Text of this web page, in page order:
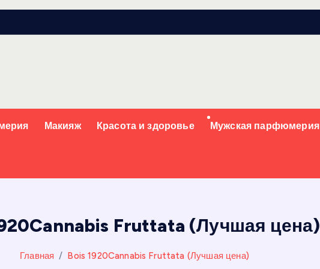
Макияж Красота и здоровье Мужская парфюмерия
Fruttata (Лучшая цена)
Главная Bois 1920Cannabis Fruttata (Лучшая цена)